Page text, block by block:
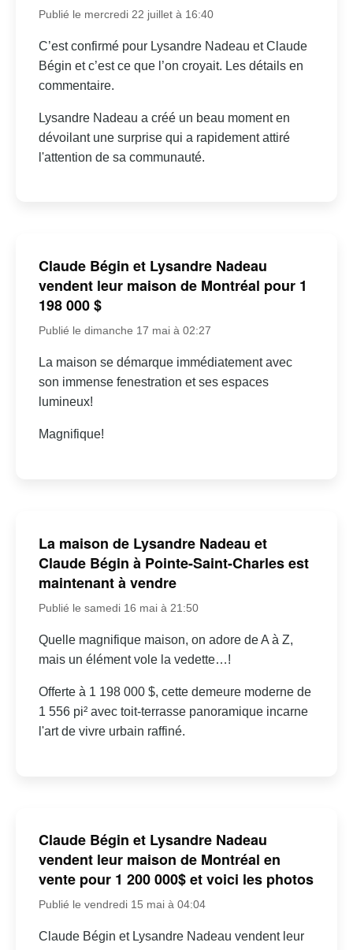
Publié le mercredi 22 juillet à 16:40
C’est confirmé pour Lysandre Nadeau et Claude
Bégin et c’est ce que l’on croyait. Les détails en
commentaire.
Lysandre Nadeau a créé un beau moment en
dévoilant une surprise qui a rapidement attiré
l'attention de sa communauté.
Claude Bégin et Lysandre Nadeau
vendent leur maison de Montréal pour 1
198 000 $
Publié le dimanche 17 mai à 02:27
La maison se démarque immédiatement avec
son immense fenestration et ses espaces
lumineux!
Magnifique!
La maison de Lysandre Nadeau et
Claude Bégin à Pointe-Saint-Charles est
maintenant à vendre
Publié le samedi 16 mai à 21:50
Quelle magnifique maison, on adore de A à Z,
mais un élément vole la vedette…!
Offerte à 1 198 000 $, cette demeure moderne de
1 556 pi² avec toit-terrasse panoramique incarne
l'art de vivre urbain raffiné.
Claude Bégin et Lysandre Nadeau
vendent leur maison de Montréal en
vente pour 1 200 000$ et voici les photos
Publié le vendredi 15 mai à 04:04
Claude Bégin et Lysandre Nadeau vendent leur